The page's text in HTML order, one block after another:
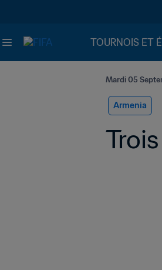
TOURNOIS ET
Mardi 05
Armenia